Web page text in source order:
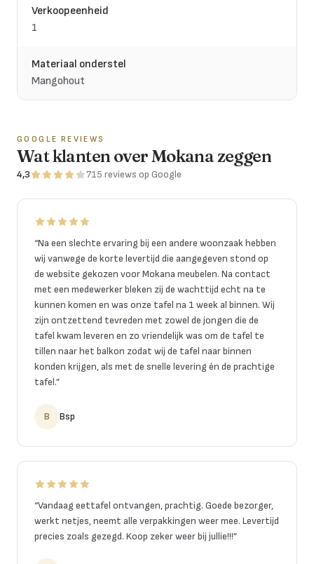
Verkoopeenheid
1
Materiaal onderstel
Mangohout
GOOGLE REVIEWS
Wat klanten over Mokana zeggen
4,3 715 reviews op Google
“Na een slechte ervaring bij een andere woonzaak hebben
wij vanwege de korte levertijd die aangegeven stond op
de website gekozen voor Mokana meubelen. Na contact
met een medewerker bleken zij de wachttijd echt na te
kunnen komen en was onze tafel na 1 week al binnen. Wij
zijn ontzettend tevreden met zowel de jongen die de
tafel kwam leveren en zo vriendelijk was om de tafel te
tillen naar het balkon zodat wij de tafel naar binnen
konden krijgen, als met de snelle levering én de prachtige
tafel.”
B Bsp
“Vandaag eettafel ontvangen, prachtig. Goede bezorger,
werkt netjes, neemt alle verpakkingen weer mee. Levertijd
precies zoals gezegd. Koop zeker weer bij jullie!!!”